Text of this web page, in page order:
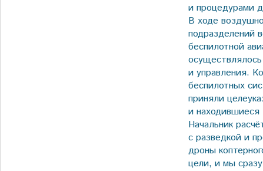
и процедурами
В ходе
подразделений
беспилотной
и управления.
беспилотных
приняли
и
Начальник
с разведкой и
дроны
цели, и мы